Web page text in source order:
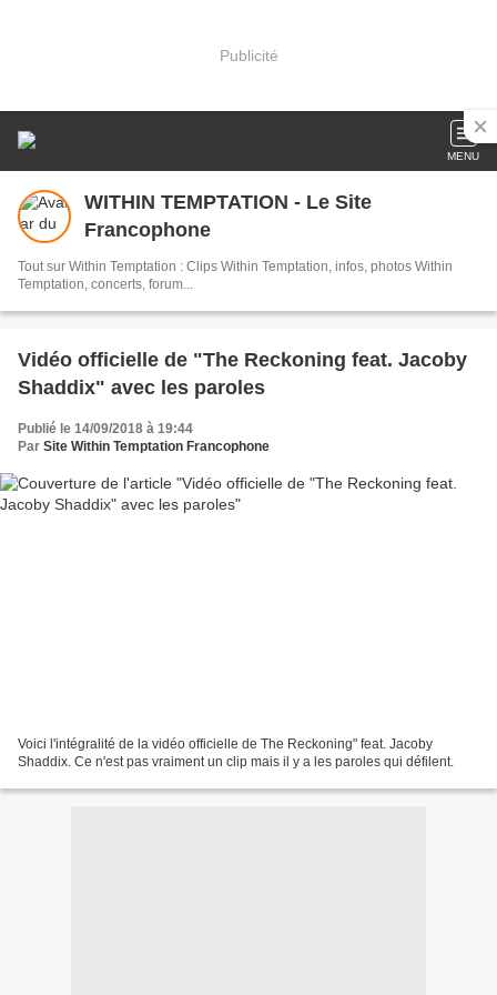
Publicité
MENU
WITHIN TEMPTATION - Le Site
Francophone
Tout sur Within Temptation : Clips Within Temptation, infos, photos Within
Temptation, concerts, forum...
Vidéo officielle de "The Reckoning feat. Jacoby
Shaddix" avec les paroles
Publié le 14/09/2018 à 19:44
Par Site Within Temptation Francophone
Voici l'intégralité de la vidéo officielle de The Reckoning" feat. Jacoby
Shaddix. Ce n'est pas vraiment un clip mais il y a les paroles qui défilent.